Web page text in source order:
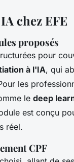
chez EFE
proposés
pour
à l'IA, qui
les
le deep
est conçu
réel.
CPF